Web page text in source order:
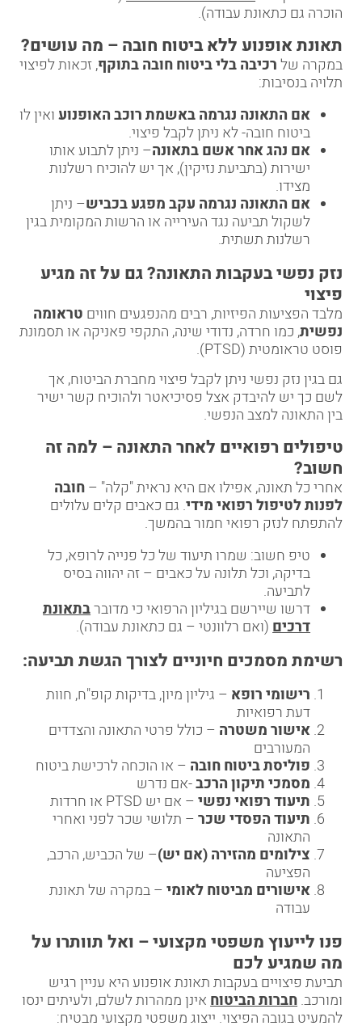
הוכרה גם כתאונת עבודה).
תאונת אופנוע ללא ביטוח חובה – מה עושים?
במקרה שלרכיבה בלי ביטוח חובה בתוקף, זכאות לפיצוי
תלויה בנסיבות:
אם התאונה נגרמה באשמת רוכב האופנועואין לו
ביטוח חובה- לא ניתן לקבל פיצוי.
אם נהג אחר אשם בתאונה– ניתן לתבוע אותו
ישירות (בתביעת נזיקין), אך יש להוכיח רשלנות
מצידו.
אם התאונה נגרמה עקב מפגע בכביש– ניתן
לשקול תביעה נגד העירייה או הרשות המקומית בגין
רשלנות תשתית.
נזק נפשי בעקבות התאונה? גם על זה מגיע
פיצוי
מלבד הפציעות הפיזיות, רבים מהנפגעים חווים טראומה
נפשית, כמו חרדה, נדודי שינה, התקפי פאניקה או תסמונת
פוסט טראומטית (PTSD).
גם בגין נזק נפשי ניתן לקבל פיצוי מחברת הביטוח, אך
לשם כך יש להיבדק אצל פסיכיאטר ולהוכיח קשר ישיר
בין התאונה למצב הנפשי.
טיפולים רפואיים לאחר התאונה – למה זה
חשוב?
אחרי כל תאונה, אפילו אם היא נראית "קלה" –חובה
לפנות לטיפול רפואי מידי. גם כאבים קלים עלולים
להתפתח לנזק רפואי חמור בהמשך.
טיפ חשוב: שמרו תיעוד של כל פנייה לרופא, כל
בדיקה, וכל תלונה על כאבים – זה יהווה בסיס
לתביעה.
דרשו שיירשם בגיליון הרפואי כי מדוברבתאונת
דרכים(ואם רלוונטי – גם כתאונת עבודה).
רשימת מסמכים חיוניים לצורך הגשת תביעה:
רישומי רופא – גיליון מיון, בדיקות קופ"ח, חוות
דעת רפואיות
אישור משטרה – כולל פרטי התאונה והצדדים
המעורבים
פוליסת ביטוח חובה – או הוכחה לרכישת ביטוח
מסמכי תיקון הרכב-אם נדרש
תיעוד רפואי נפשי– אם יש PTSD או חרדות
תיעוד הפסדי שכר– תלושי שכר לפני ואחרי
התאונה
צילומים מהזירה (אם יש)– של הכביש, הרכב,
הפציעה
אישורים מביטוח לאומי– במקרה של תאונת
עבודה
פנו לייעוץ משפטי מקצועי – ואל תוותרו על
מה שמגיע לכם
תביעת פיצויים בעקבות תאונת אופנוע היא עניין רגיש
ומורכב.חברות הביטוחאינן ממהרות לשלם, ולעיתים ינסו
להמעיט בגובה הפיצוי. ייצוג משפטי מקצועי מבטיח: